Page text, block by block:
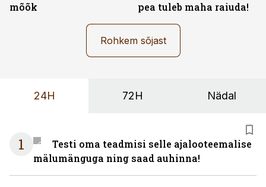
mõõk
pea tuleb maha raiuda!
Rohkem sõjast
24H 72H Nädal
1
Testi oma teadmisi selle ajalooteemalise
mälumänguga ning saad auhinna!